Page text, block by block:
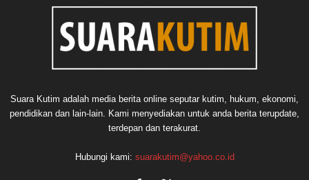
Suara Kutim adalah media berita online seputar kutim, hukum, ekonomi,
pendidikan dan lain-lain. Kami menyediakan untuk anda berita terupdate,
terdepan dan terakurat.
Hubungi kami: suarakutim@yahoo.co.id